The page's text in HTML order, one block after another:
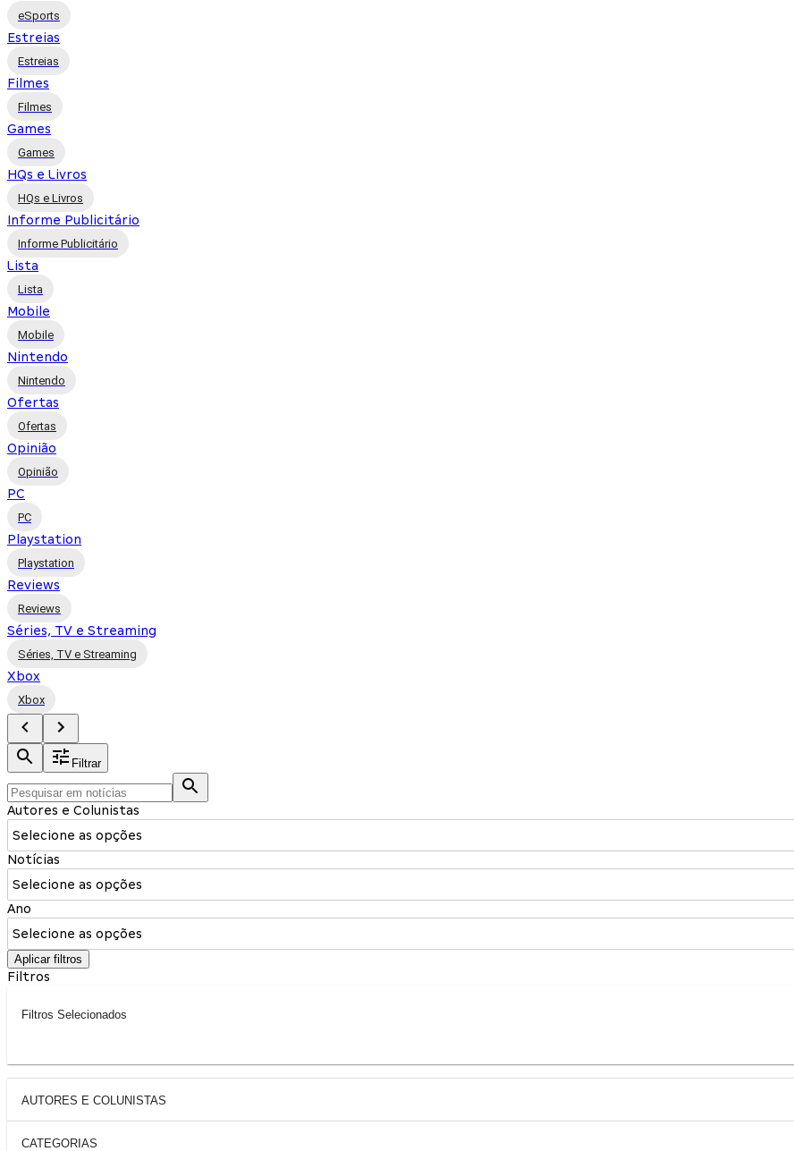
eSports
Estreias
Estreias
Filmes
Filmes
Games
Games
HQs e Livros
HQs e Livros
Informe Publicitário
Informe Publicitário
Lista
Lista
Mobile
Mobile
Nintendo
Nintendo
Ofertas
Ofertas
Opinião
Opinião
PC
PC
Playstation
Playstation
Reviews
Reviews
Séries, TV e Streaming
Séries, TV e Streaming
Xbox
Xbox
Filtrar
Autores e Colunistas
Selecione as opções
Notícias
Selecione as opções
Ano
Selecione as opções
Aplicar filtros
Filtros
Filtros Selecionados
AUTORES E COLUNISTAS
CATEGORIAS